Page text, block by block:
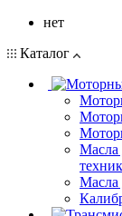
нет
Каталог
Масла
Масла